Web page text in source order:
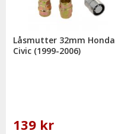
Låsmutter 32mm Honda
Civic (1999-2006)
139 kr